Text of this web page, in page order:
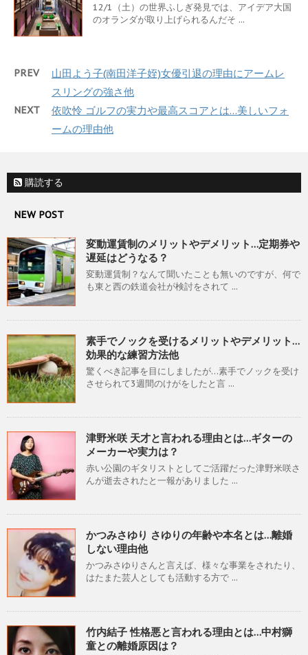
12/1（土）の世界ふしぎ発見では、アイデア大国
のオランダが取り上げられるんだそ ...
PREV
山田よう子(南田洋子姪)女優引退の理由にアームレ
スリングの強さ他
NEXT
依吹怜 ゴルフの実力や最高スコアとは…美しいフォ
ームの理由他
購読する
NEW POST
変動運賃制のメリットやデメリット…定期券や
遅延はどうなる？
変動運賃制？なんて聞いたことも無いのですが、何で
も東と西の鉄道会社が検討をされて ...
素手でノックを受けるメリットやデメリット…
効果的な練習方法他
驚くべき記事を目にしましたが…素手でノックを受け
させられて3週間のけがをしたと言 ...
津野米咲 天才と言われる理由とは…ギターの
メーカーや実力は？
赤い公園のギタリストとしてご活躍だった津野米咲さ
んが逝去されたと一報がありました ...
かつみさゆり さゆりの年齢や本名とは…離婚
しない理由他
かつみさゆりさんと言えば、様々な事業をされたり、
はたまた芸人としても活動する方で ...
竹内結子 性格悪と言われる理由とは…中村獅
童との離婚原因は？